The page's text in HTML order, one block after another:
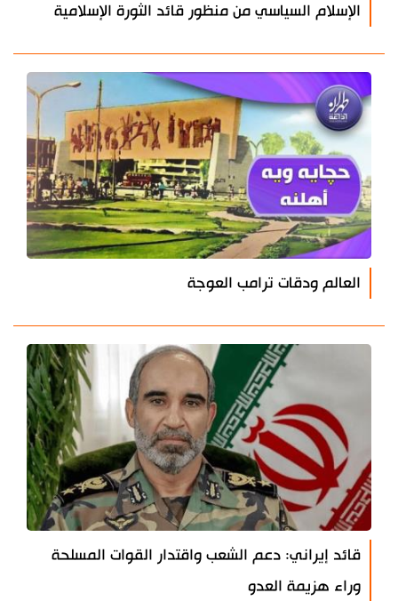
الإسلام السياسي من منظور قائد الثورة الإسلامية
العالم ودقات ترامب العوجة
قائد إيراني: دعم الشعب واقتدار القوات المسلحة
وراء هزيمة العدو